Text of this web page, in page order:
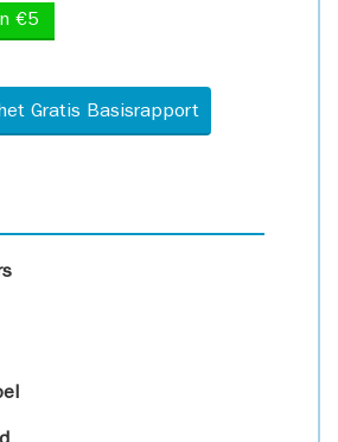
€5
Gratis Basisrapport